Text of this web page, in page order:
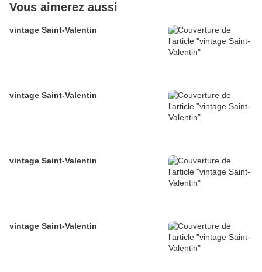
Vous aimerez aussi
vintage Saint-Valentin
vintage Saint-Valentin
vintage Saint-Valentin
vintage Saint-Valentin